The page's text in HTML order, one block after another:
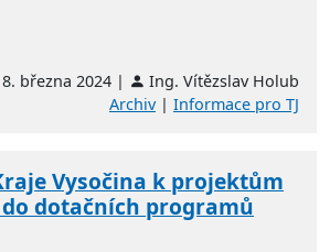
března 2024 |
Ing. Vítězslav Holub
Archiv| Informace pro TJ
Vysočina k projektům
dotačních programů